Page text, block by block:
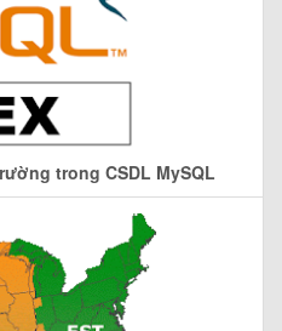
trong CSDL MySQL